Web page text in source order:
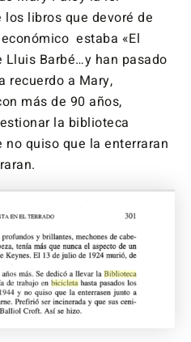
libros que devoré de
estaba «El
Lluis Barbé…y han pasado
recuerdo a Mary,
más de 90 años,
la biblioteca
quiso que la enterraran